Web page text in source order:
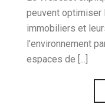
peuvent
immobiliers et
l’environnement
espaces de [...]